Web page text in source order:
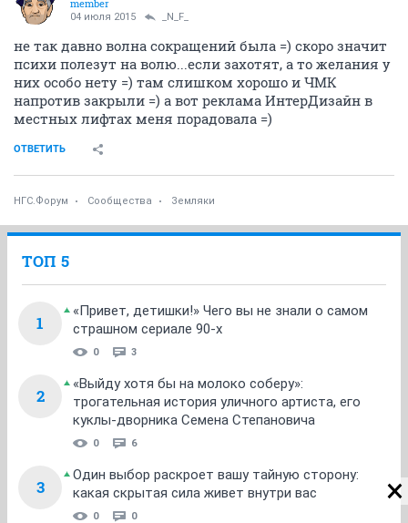
member
04 июля 2015 _N_F_
не так давно волна сокращений была =) скоро значит
психи полезут на волю...если захотят, а то желания у
них особо нету =) там слишком хорошо и ЧМК
напротив закрыли =) а вот реклама ИнтерДизайн в
местных лифтах меня порадовала =)
ОТВЕТИТЬ
НГС.Форум Сообщества Земляки
ТОП 5
1
«Привет, детишки!» Чего вы не знали о самом
страшном сериале 90-х
0 3
2
«Выйду хотя бы на молоко соберу»:
трогательная история уличного артиста, его
куклы-дворника Семена Степановича
0 6
3
Один выбор раскроет вашу тайную сторону:
какая скрытая сила живет внутри вас
0 0